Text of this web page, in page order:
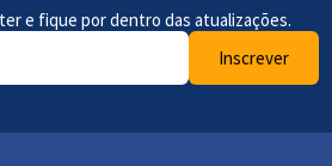
e fique por dentro das atualizações.
Inscrever